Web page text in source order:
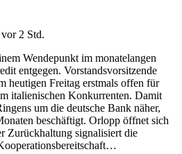
vor 2 Std.
Wendepunkt im monatelangen
entgegen. Vorstandsvorsitzende
heutigen Freitag erstmals offen für
italienischen Konkurrenten. Damit
um die deutsche Bank näher,
beschäftigt. Orlopp öffnet sich
Zurückhaltung signalisiert die